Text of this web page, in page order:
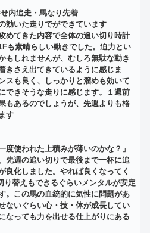
内追走・馬なり先着
効いた走りでができています
めてきた内容で全体の追い切り時計
も素晴らしい動きでした。迫力とい
もしれませんが、むしろ無駄な動き
きさえ出てきているように感じま
スも良く、しっかりと溜めも効いて
できそうな走りに感じます。１週前
もあるのでしょうが、先週よりも格
す
度使われた上積みが薄いのかな？」
先週の追い切りで最後まで一杯に追
良化しました。やれば良くなってく
り替えもできるぐらいメンタルが安定
。この馬の血統的に気性に問題があ
ないぐらい心・技・体が成長してい
なっても力を出せる仕上がりにある